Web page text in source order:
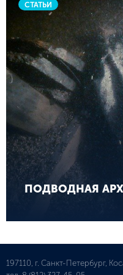
СТАТЬИ
ПОДВОДНАЯ
197110, г. Санкт-Петербург,